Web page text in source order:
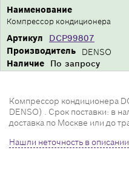
Производитель DENSO
Артикул DCP99807
Наименование
Компрессор кондиционера
Наличие По запросу
Компрессор кондиционера
DENSO) . Срок поставки: в
доставка по Москве или до
Нашли неточность в